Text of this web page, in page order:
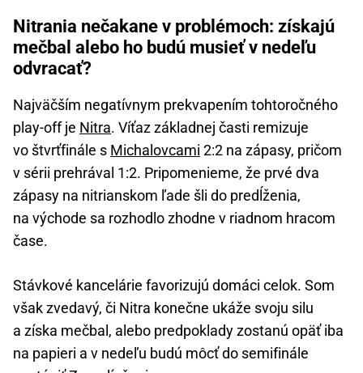
Nitrania nečakane v problémoch: získajú
mečbal alebo ho budú musieť v nedeľu
odvracať?
Najväčším negatívnym prekvapením tohtoročného
play-off je Nitra. Víťaz základnej časti remizuje
vo štvrťfinále s Michalovcami 2:2 na zápasy, pričom
v sérii prehrával 1:2. Pripomenieme, že prvé dva
zápasy na nitrianskom ľade šli do predĺženia,
na východe sa rozhodlo zhodne v riadnom hracom
čase.
Stávkové kancelárie favorizujú domáci celok. Som
však zvedavý, či Nitra konečne ukáže svoju silu
a získa mečbal, alebo predpoklady zostanú opäť iba
na papieri a v nedeľu budú môcť do semifinále